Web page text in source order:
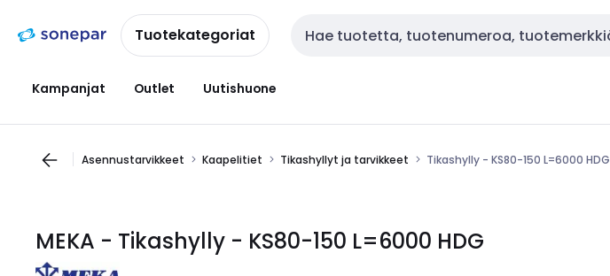
navigointiinsisältöönTuotekategoriat Haku
Kampanjat Outlet Uutishuone
Asennustarvikkeet Kaapelitiet Tikashyllyt ja tarvikkeet Tikashylly - KS80-150 L=6000 HDG
MEKA - Tikashylly - KS80-150 L=6000 HDG